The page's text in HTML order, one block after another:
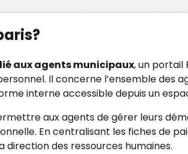
aux agents municipaux, un portail
Il concerne l’ensemble des
interne accessible depuis un
aux agents de gérer leurs
En centralisant les fiches de
direction des ressources humaines.